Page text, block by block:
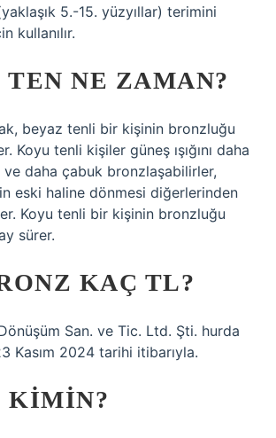
5.-15. yüzyıllar) terimini
kullanılır.
TEN NE ZAMAN?
beyaz tenli bir kişinin bronzluğu
Koyu tenli kişiler güneş ışığını daha
daha çabuk bronzlaşabilirler,
eski haline dönmesi diğerlerinden
Koyu tenli bir kişinin bronzluğu
sürer.
KAÇ TL?
San. ve Tic. Ltd. Şti. hurda
Kasım 2024 tarihi itibarıyla.
KIMIN?